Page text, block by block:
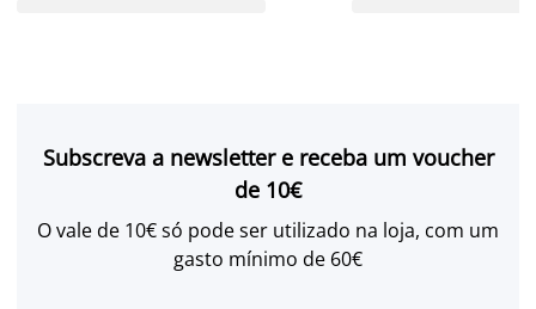
Subscreva a newsletter e receba um voucher
de 10€
O vale de 10€ só pode ser utilizado na loja, com um
gasto mínimo de 60€